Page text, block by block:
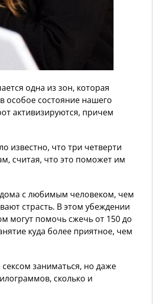
одна из зон, которая
особое состояние нашего
активизируются, причем
известно, что три четверти
считая, что это поможет им
с любимым человеком, чем
страсть. В этом убеждении
могут помочь сжечь от 150 до
куда более приятное, чем
заниматься, но даже
сколько и